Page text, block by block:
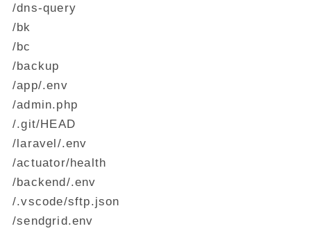
/dns-query
/bk
/bc
/backup
/app/.env
/admin.php
/.git/HEAD
/laravel/.env
/actuator/health
/backend/.env
/.vscode/sftp.json
/sendgrid.env